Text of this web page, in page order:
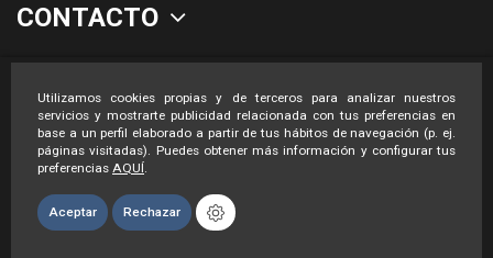
Utilizamos cookies propias y de terceros para analizar nuestros
servicios y mostrarte publicidad relacionada con tus preferencias en
base a un perfil elaborado a partir de tus hábitos de navegación (p. ej.
páginas visitadas). Puedes obtener más información y configurar tus
preferencias AQUÍ.
Aceptar Rechazar
CONTACTO